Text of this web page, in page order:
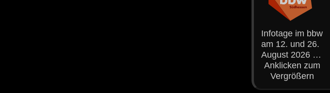
Infotage im bbw
am 12. und 26.
August 2026 …
Anklicken zum
Vergrößern